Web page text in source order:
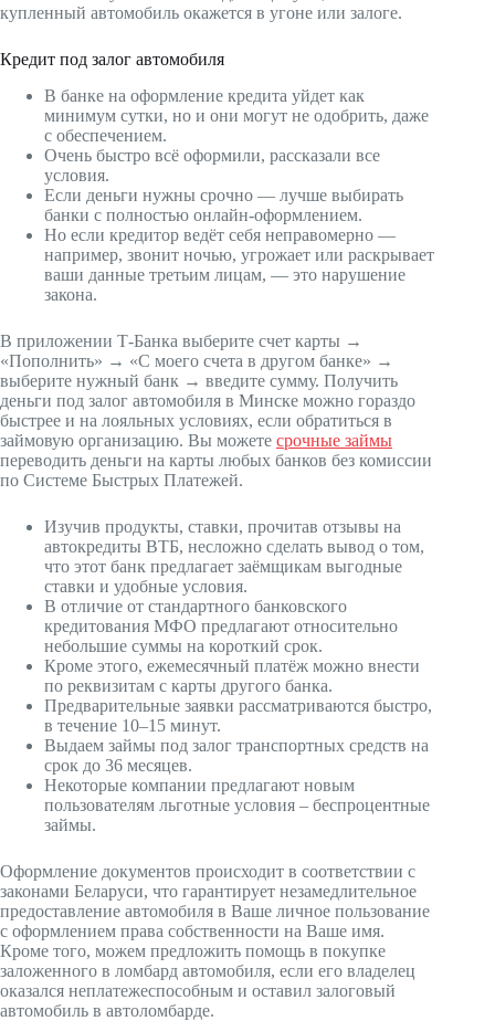
купленный автомобиль окажется в угоне или залоге.
Кредит под залог автомобиля
В банке на оформление кредита уйдет как
минимум сутки, но и они могут не одобрить, даже
с обеспечением.
Очень быстро всё оформили, рассказали все
условия.
Если деньги нужны срочно — лучше выбирать
банки с полностью онлайн-оформлением.
Но если кредитор ведёт себя неправомерно —
например, звонит ночью, угрожает или раскрывает
ваши данные третьим лицам, — это нарушение
закона.
В приложении Т‑Банка выберите счет карты →
«Пополнить» → «С моего счета в другом банке» →
выберите нужный банк → введите сумму. Получить
деньги под залог автомобиля в Минске можно гораздо
быстрее и на лояльных условиях, если обратиться в
займовую организацию. Вы можете срочные займы
переводить деньги на карты любых банков без комиссии
по Системе Быстрых Платежей.
Изучив продукты, ставки, прочитав отзывы на
автокредиты ВТБ, несложно сделать вывод о том,
что этот банк предлагает заёмщикам выгодные
ставки и удобные условия.
В отличие от стандартного банковского
кредитования МФО предлагают относительно
небольшие суммы на короткий срок.
Кроме этого, ежемесячный платёж можно внести
по реквизитам с карты другого банка.
Предварительные заявки рассматриваются быстро,
в течение 10–15 минут.
Выдаем займы под залог транспортных средств на
срок до 36 месяцев.
Некоторые компании предлагают новым
пользователям льготные условия – беспроцентные
займы.
Оформление документов происходит в соответствии с
законами Беларуси, что гарантирует незамедлительное
предоставление автомобиля в Ваше личное пользование
с оформлением права собственности на Ваше имя.
Кроме того, можем предложить помощь в покупке
заложенного в ломбард автомобиля, если его владелец
оказался неплатежеспособным и оставил залоговый
автомобиль в автоломбарде.